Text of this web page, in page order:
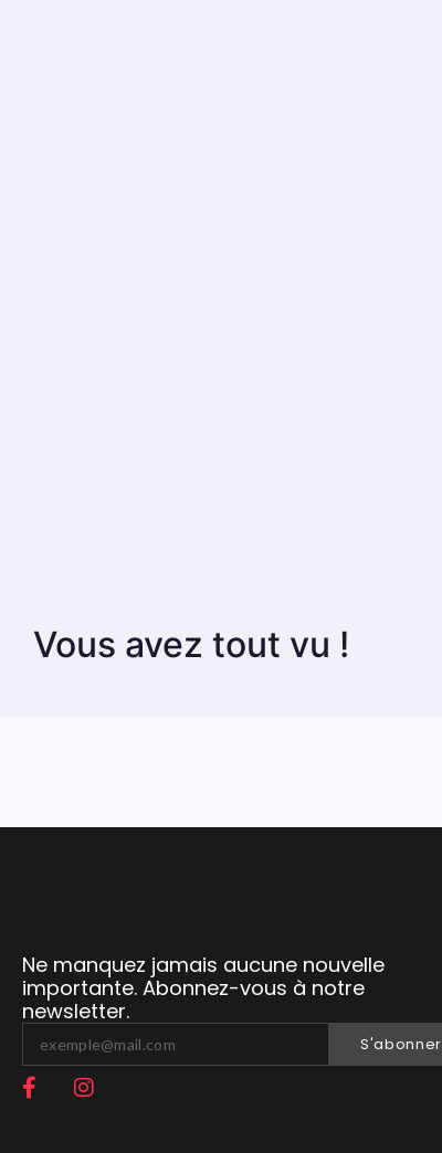
Vous avez tout vu !
Ne manquez jamais aucune nouvelle
importante. Abonnez-vous à notre
newsletter.
S'abonner